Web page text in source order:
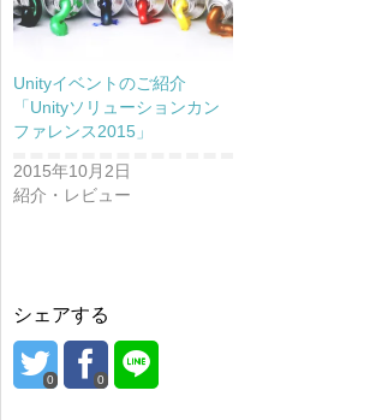
Unityイベントのご紹介
「Unityソリューションカン
ファレンス2015」
2015年10月2日
紹介・レビュー
シェアする
0 0